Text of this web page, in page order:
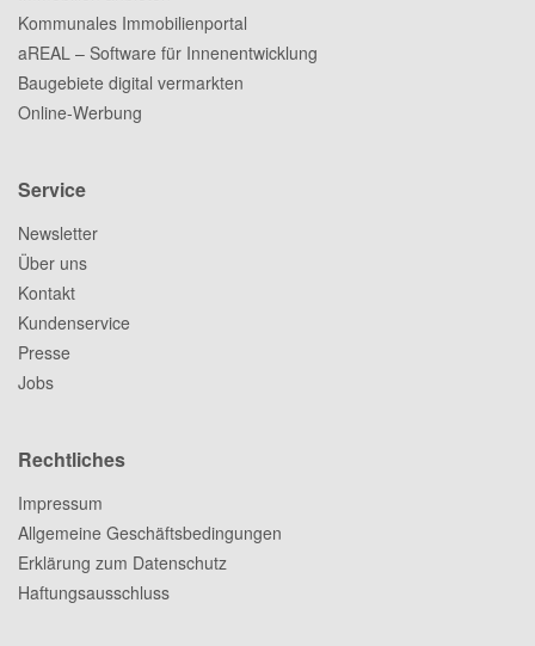
Kommunales Immobilienportal
aREAL – Software für Innenentwicklung
Baugebiete digital vermarkten
Online-Werbung
Service
Newsletter
Über uns
Kontakt
Kundenservice
Presse
Jobs
Rechtliches
Impressum
Allgemeine Geschäftsbedingungen
Erklärung zum Datenschutz
Haftungsausschluss